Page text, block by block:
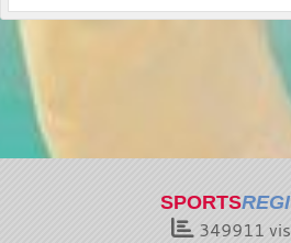
SPORTS
349911